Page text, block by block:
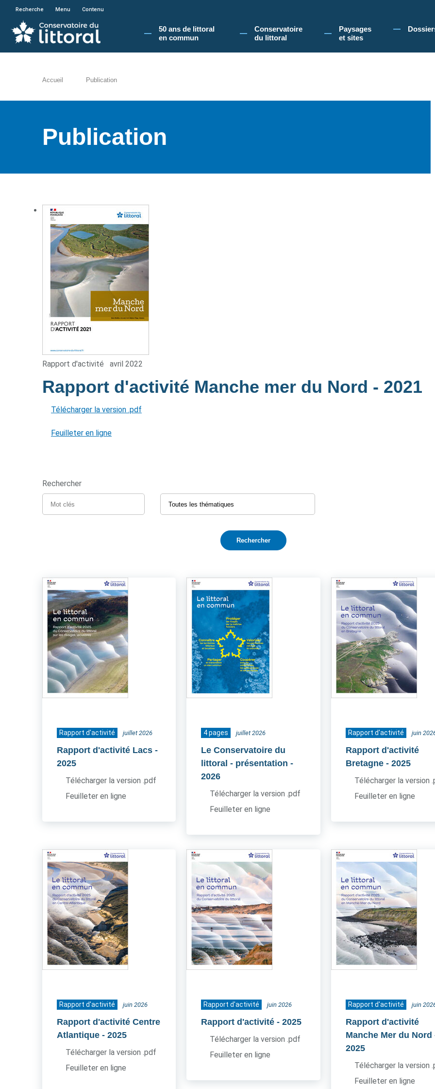
En poursuivant votre navigation sur le site du Conservatoire du littoral, vous acceptez l'utilisation de cookies pour vous
Recherche Menu Contenu
50 ans de littoral
en commun​
Conservatoire
du littoral
Paysages
et sites
Accueil Publication
Publication
Rapport d'activité avril 2022
Rapport d'activité Manche mer du Nord - 2021
Télécharger la version .pdf
Feuilleter en ligne
Rechercher
Rapport d'activité juillet 2026
Rapport d'activité Lacs -
2025
Télécharger la version .pdf
Feuilleter en ligne
4 pages juillet 2026
Le Conservatoire du
littoral - présentation -
2026
Télécharger la version .pdf
Feuilleter en ligne
Rapport d'activité juin
Rapport d'activité
Bretagne - 2025
Télécharger la version
Feuilleter en ligne
Rapport d'activité juin 2026
Rapport d'activité Centre
Atlantique - 2025
Télécharger la version .pdf
Feuilleter en ligne
Rapport d'activité juin 2026
Rapport d'activité - 2025
Télécharger la version .pdf
Feuilleter en ligne
Rapport d'activité juin
Rapport d'activité
Manche Mer du Nord
2025
Télécharger la version
Feuilleter en ligne